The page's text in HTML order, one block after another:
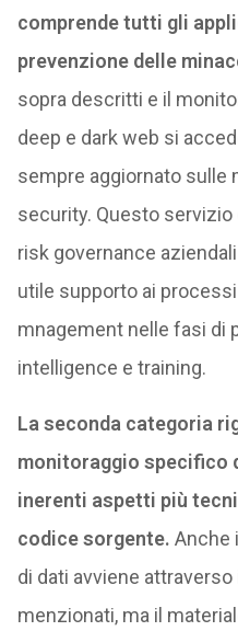
comprende tutti gli
prevenzione delle
sopra descritti e il
deep e dark web si
sempre aggiornato sulle
security. Questo
risk governance
utile supporto ai
mnagement nelle fasi di
intelligence e training.
La seconda categoria
monitoraggio specifico
inerenti aspetti più
codice sorgente. Anche
di dati avviene
menzionati, ma il